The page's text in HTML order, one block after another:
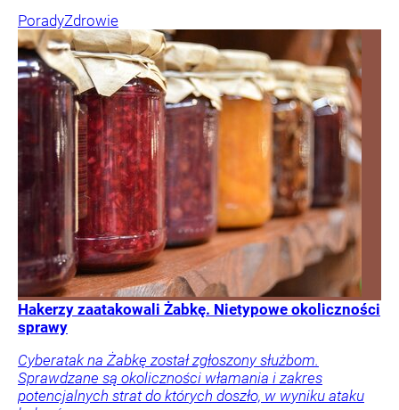
PoradyZdrowie
Hakerzy zaatakowali Żabkę. Nietypowe okoliczności
sprawy
Cyberatak na Żabkę został zgłoszony służbom.
Sprawdzane są okoliczności włamania i zakres
potencjalnych strat do których doszło, w wyniku ataku